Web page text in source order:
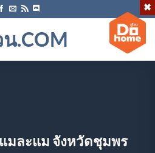
มละแม จังหวัดชุมพร